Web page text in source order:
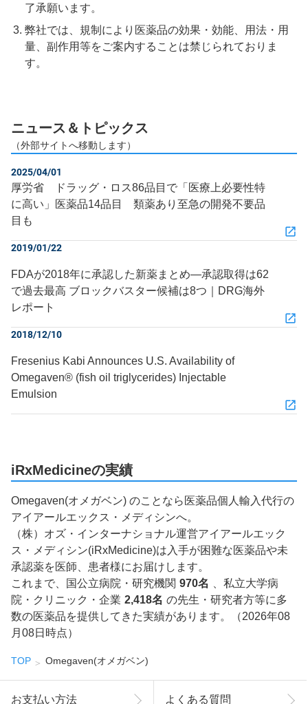
了承願います。
弊社では、規制により医薬品の効果・効能、用法・用
量、副作用等をご案内することは禁じられておりま
す。
ニュース＆トピックス
（外部サイトへ移動します）
2025/04/01
厚労省 ドラッグ・ロス86品目で「医療上必要性特
に高い」医薬品14品目 類薬あり至急の開発不要品
目も
2019/01/22
FDAが2018年に承認した新薬まとめ―承認取得は62
で過去最高 ブロックバスター候補は8つ｜DRG海外
レポート
2018/12/10
Fresenius Kabi Announces U.S. Availability of
Omegaven® (fish oil triglycerides) Injectable
Emulsion
iRxMedicineの実績
Omegaven(オメガベン) のことなら医薬品個人輸入代行の
アイアールエックス・メディシンへ。
（株）オズ・インターナショナル運営アイアールエック
ス・メディシン(iRxMedicine)は入手が困難な医薬品や未
承認薬を医師、患者様にお届けします。
これまで、国公立病院・研究機関 970名
、私立大学病
院・クリニック・企業 2,418名 の先生・研究者方等に多
数の医薬品を提供してきた実績があります。（2026年08
月08日時点）
TOP Omegaven(オメガベン)
お支払い方法 よくある質問